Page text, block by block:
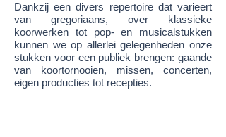
Dankzij een divers repertoire dat varieert
van gregoriaans, over klassieke
koorwerken tot pop- en musicalstukken
kunnen we op allerlei gelegenheden onze
stukken voor een publiek brengen: gaande
van koortornooien, missen, concerten,
eigen producties tot recepties.